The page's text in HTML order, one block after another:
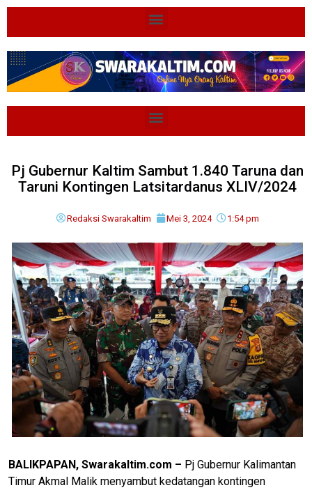
Pj Gubernur Kaltim Sambut 1.840 Taruna dan
Taruni Kontingen Latsitardanus XLIV/2024
Redaksi Swarakaltim Mei 3, 2024 1:54 pm
BALIKPAPAN, Swarakaltim.com – Pj Gubernur Kalimantan
Timur Akmal Malik menyambut kedatangan kontingen